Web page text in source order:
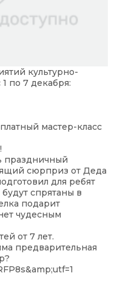
культурно-
по 7 декабря:
мастер-класс
праздничный
сюрприз от Деда
для ребят
спрятаны в
подарит
чудесным
от 7 лет.
предварительная